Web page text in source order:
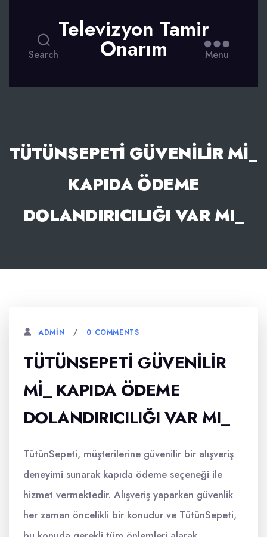
Search
Televizyon Tamir
Onarım Menu
TÜTÜNSEPETI GÜVENILIR MI_
KAPIDA ÖDEME
DOLANDIRICILIĞI VAR MI_
ADMIN 0 COMMENTS
TÜTÜNSEPETI GÜVENILIR
MI_ KAPIDA ÖDEME
DOLANDIRICILIĞI VAR MI_
TütünSepeti, müşterilerine güvenilir bir alışveriş
deneyimi sunarak kapıda ödeme seçeneği ile
hizmet vermektedir. Alışveriş yaparken güvenlik
her zaman öncelikli bir konudur ve TütünSepeti,